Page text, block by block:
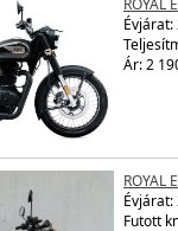
Évjárat:
Ár: 2
ROYAL
Évjárat:
Futott